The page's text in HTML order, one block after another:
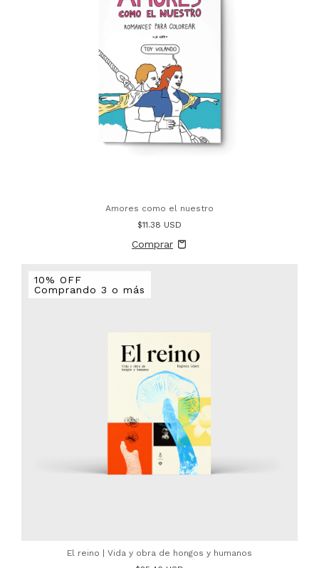
Amores como el nuestro
$11.38 USD
10% OFF
Comprando 3 o más
El reino | Vida y obra de hongos y humanos